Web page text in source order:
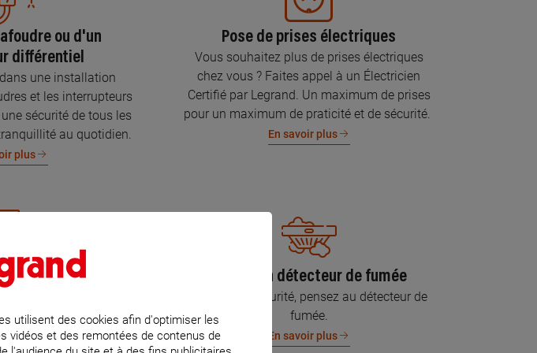
ou d'un
différentiel
une installation
et les interrupteurs
sécurité de tous les
au quotidien.
plus
Pose de prises électriques
Vous souhaitez plus de prises électriques
chez vous ? Faites appel à un Électricien
Certifié par Legrand. Un maximum de prises
pour un maximum de praticité et de sécurité.
En savoir plus
de l’installation
la sécurité et la
et de vos biens,
Pose d’un détecteur de fumée
Pour votre sécurité, pensez au détecteur de
fumée.
En savoir plus
utilisent des cookies afin d'optimiser les
vidéos et des remontées de contenus de